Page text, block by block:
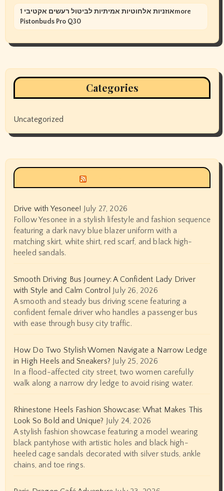
אוזניות אלחוטיות אמיתיות לביטול רעשים אקטיבי 1more
Pistonbuds Pro Q30
Categories
Uncategorized
Drive with Yesonee!
July 27, 2026
Follow Yesonee in a stylish lifestyle and fashion sequence
featuring a dark navy blue blazer uniform with a
matching skirt, white shirt, red scarf, and black high-
heeled sandals.
Smooth Driving Bus Journey: A Confident Lady Driver
with Style and Calm Control
July 26, 2026
A smooth and steady bus driving scene featuring a
confident female driver who handles a passenger bus
with ease through busy city traffic.
How Do Two Stylish Women Navigate a Narrow Ledge
in High Heels and Sneakers? July 25, 2026
In a flood-affected city street, two women carefully
walk along a narrow dry ledge to avoid rising water.
Rhinestone Heels Fashion Showcase: What Makes This
Look So Bold and Unique?
July 24, 2026
A stylish fashion showcase featuring a model wearing
black pantyhose with artistic holes and black high-
heeled cage sandals decorated with silver studs, ankle
chains, and toe rings.